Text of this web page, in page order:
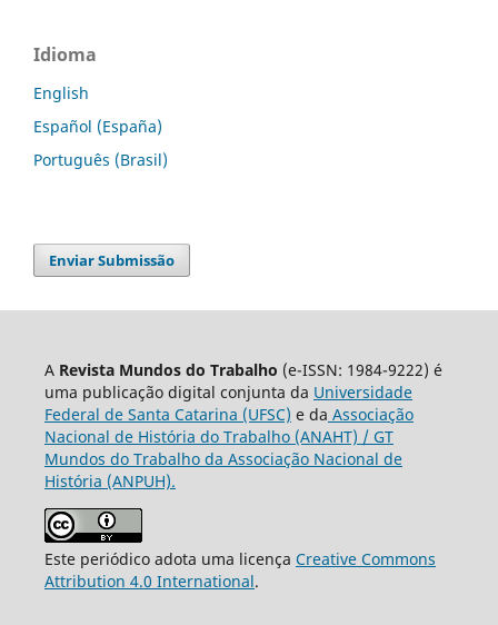
Idioma
English
Español (España)
Português (Brasil)
Enviar Submissão
A Revista Mundos do Trabalho (e-ISSN: 1984-9222) é
uma publicação digital conjunta da Universidade
Federal de Santa Catarina (UFSC) e da Associação
Nacional de História do Trabalho (ANAHT) / GT
Mundos do Trabalho da Associação Nacional de
História (ANPUH).
Este periódico adota uma licença Creative Commons
Attribution 4.0 International.